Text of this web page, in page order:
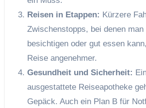
Reisen in Etappen: Kürzere
Zwischenstopps, bei denen man
besichtigen oder gut essen
Reise angenehmer.
Gesundheit und Sicherheit:
ausgestattete Reiseapotheke
Gepäck. Auch ein Plan B für